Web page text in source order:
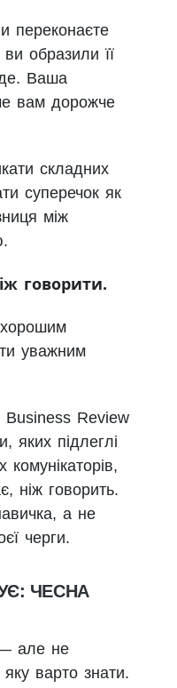
переконаєте
образили її
Ваша
вам дорожче
складних
суперечок як
між
говорити.
хорошим
уважним
Business Review
яких підлеглі
ніж говорить.
а не
черги.
ЧЕСНА
— але не
варто знати.